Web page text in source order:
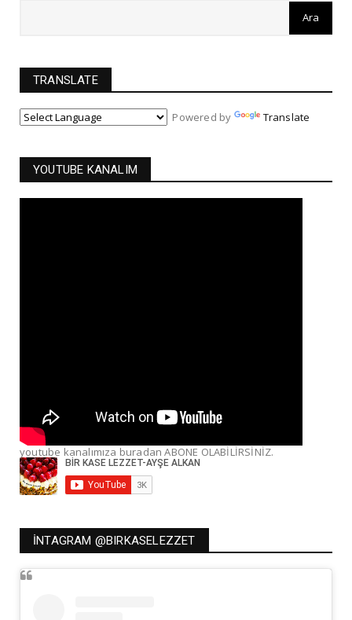
TRANSLATE
Powered by Translate
YOUTUBE KANALIM
youtube kanalımıza buradan ABONE OLABİLİRSİNİZ.
İNTAGRAM @BIRKASELEZZET